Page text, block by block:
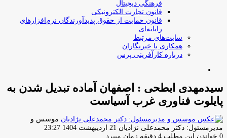
فرهنگی دیجیتال
قانون تجارت الکترونیکی
قانون حمایت از حقوق پدیدآورندگان نرم‌افزارهای
رایانه‌ای
سایت‌های مرتبط
همکاری با خبرنگاران
درباره کارآفرینی پرس
سیدمهدی ابطحی : اصفهان آماده تبدیل شدن به
پایلوت فناوری غرب آسیاست
موسس و
مدیرمسئول: دکتر محمدعلی نژادیان ارسال
ایمیل
21 اردیبهشت 1404 23:27
0 خواندن این مطلب 4 دقیقه زمان میبرد